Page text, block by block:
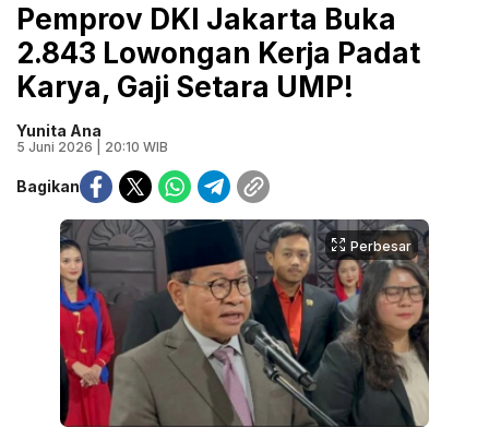
Pemprov DKI Jakarta Buka
2.843 Lowongan Kerja Padat
Karya, Gaji Setara UMP!
Yunita Ana
5 Juni 2026 | 20:10 WIB
Bagikan
Perbesar